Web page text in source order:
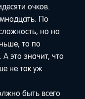
очков.
По
но на
то по
это значит, что
не так уж
быть всего